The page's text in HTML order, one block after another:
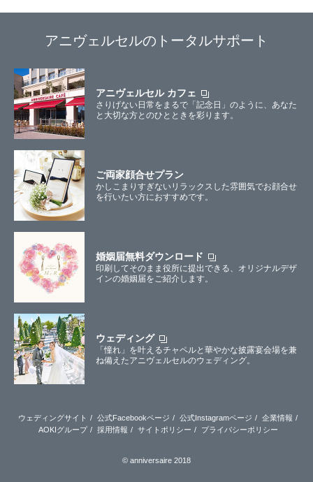
アニヴェルセルのトータルサポート
アニヴェルセル カフェ
さりげない日常をまるで「記念日」のように、あなた
と大切な方とのひとときを彩ります。
ご両家顔合せプラン
かしこまりすぎないリラックスした雰囲気でお顔合せ
を行いたい方におすすめです。
婚姻届無料ダウンロード
印刷してそのまま役所に提出できる、オリジナルデザ
インの婚姻届をご紹介します。
ウェディング
「憧れ」を叶えるチャペルと華やかな披露宴会場を兼
ね備えたアニヴェルセルのウェディング。
ウェディングサイト 公式Facebookページ 公式Instagramページ
企業情報
AOKIグループ
採用情報 サイトポリシー プライバシーポリシー
© anniversaire 2018